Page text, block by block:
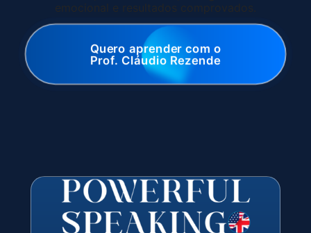
emocional e resultados comprovados.
Quero aprender com o
Prof. Cláudio Rezende